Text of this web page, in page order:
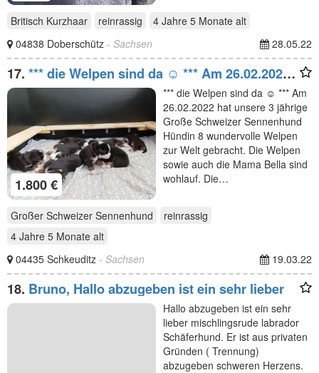
Britisch Kurzhaar reinrassig 4 Jahre 5 Monate alt
04838 Doberschütz - Sachsen 28.05.22
17. *** die Welpen sind da ☺️ *** Am 26.02.2022
hat unsere
1.800 €
*** die Welpen sind da ☺️ *** Am
26.02.2022 hat unsere 3 jährige
Große Schweizer Sennenhund
Hündin 8 wundervolle Welpen
zur Welt gebracht. Die Welpen
sowie auch die Mama Bella sind
wohlauf. Die…
Großer Schweizer Sennenhund
reinrassig
4 Jahre 5 Monate alt
04435 Schkeuditz - Sachsen 19.03.22
18. Bruno, Hallo abzugeben ist ein sehr lieber
Hallo abzugeben ist ein sehr
lieber mischlingsrude labrador
Schäferhund. Er ist aus privaten
Gründen ( Trennung)
abzugeben schweren Herzens.